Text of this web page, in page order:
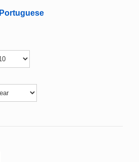
Portuguese